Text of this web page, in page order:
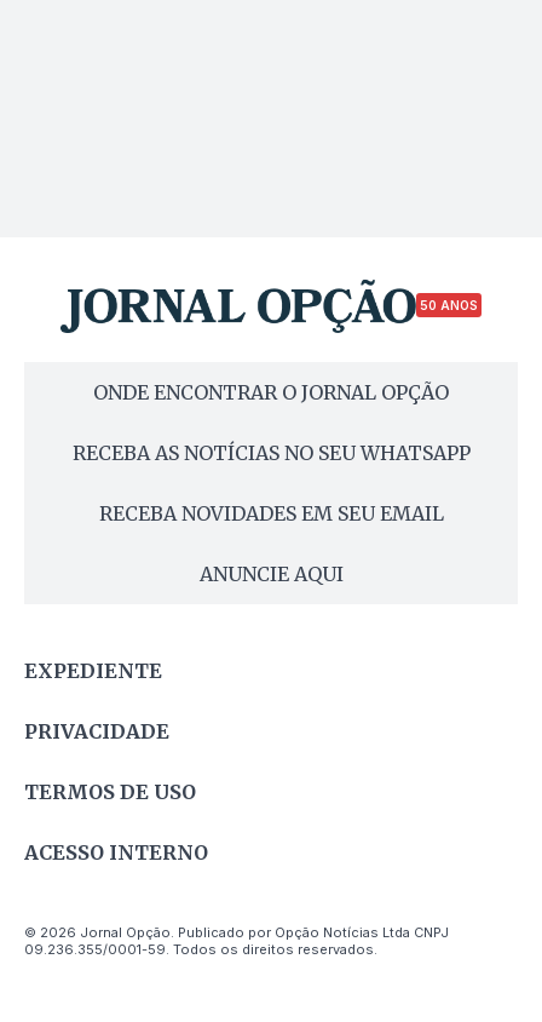
50 ANOS
ONDE ENCONTRAR O JORNAL OPÇÃO
RECEBA AS NOTÍCIAS NO SEU WHATSAPP
RECEBA NOVIDADES EM SEU EMAIL
ANUNCIE AQUI
EXPEDIENTE
PRIVACIDADE
TERMOS DE USO
ACESSO INTERNO
© 2026 Jornal Opção. Publicado por Opção Notícias Ltda CNPJ
09.236.355/0001-59. Todos os direitos reservados.